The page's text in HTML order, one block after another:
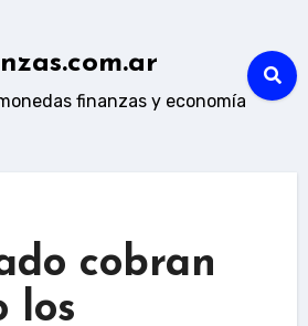
finanzas y economía
cobran
los